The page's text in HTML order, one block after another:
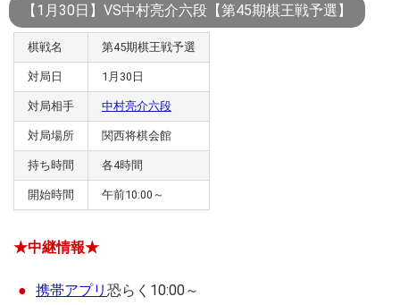
【1月30日】VS中村亮介六段【第45期棋王戦予選】
棋戦名 第45期棋王戦予選
対局日 1月30日
対局相手 中村亮介六段
対局場所 関西将棋会館
持ち時間 各4時間
開始時間 午前10:00～
★中継情報★
携帯アプリ 恐らく10:00～